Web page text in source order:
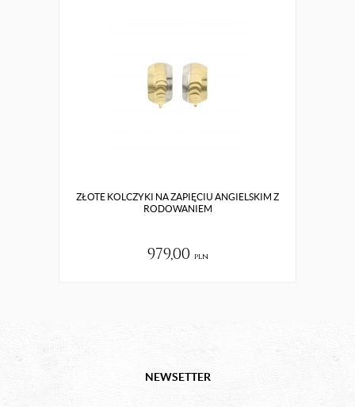
ZŁOTE KOLCZYKI NA ZAPIĘCIU ANGIELSKIM Z
RODOWANIEM
979,00 pln
NEWSETTER